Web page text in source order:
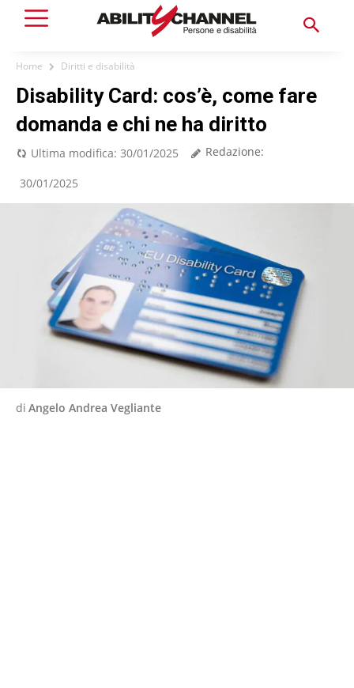
Home Diritti e disabilità
Disability Card: cos’è, come fare
domanda e chi ne ha diritto
Ultima modifica: 30/01/2025 Redazione:
30/01/2025
di Angelo Andrea Vegliante